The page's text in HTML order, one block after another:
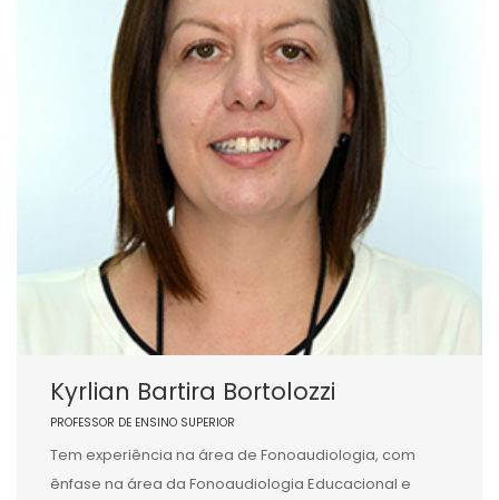
Kyrlian Bartira Bortolozzi
PROFESSOR DE ENSINO SUPERIOR
Tem experiência na área de Fonoaudiologia, com
ênfase na área da Fonoaudiologia Educacional e